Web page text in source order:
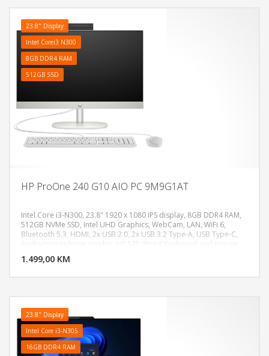
23.8" Display
Intel Corei3 N300
8GB DDR4 RAM
512GB SSD
HP ProOne 240 G10 AIO PC 9M9G1AT
Intel Core i3-N300, 23.8" 1920 x 1080 IPS display, 8GB DDR4 RAM,
512GB NVMe SSD, Intel UHD Graphics, WebCam, LAN, WiFi 6,
Bluetooth 5.3, HDMI, 2x USB 2.0, 2x USB 3.2 Type-A, USB Type-C,
Audio/microphone combo, HP 125 Wired Keyboard and mouse
1.499,00 KM
DODAJ U KORPU
23.8" Display
Intel Core i3-N305
16GB DDR4 RAM